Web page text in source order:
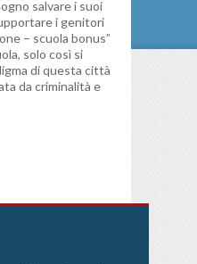
salvare i suoi
i genitori
– scuola bonus”
solo così si
di questa città
da criminalità e